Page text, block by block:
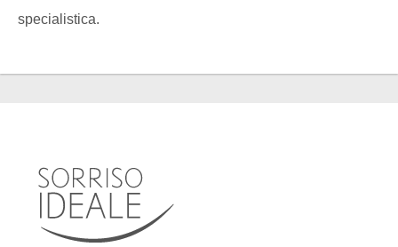
specialistica.